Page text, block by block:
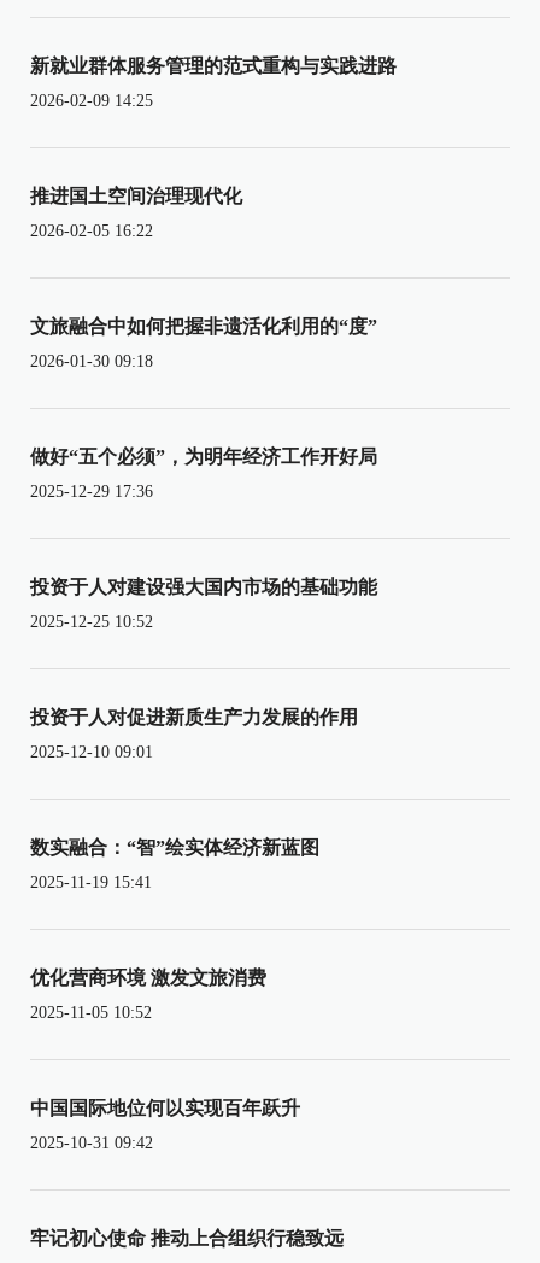
新就业群体服务管理的范式重构与实践进路
2026-02-09 14:25
推进国土空间治理现代化
2026-02-05 16:22
文旅融合中如何把握非遗活化利用的“度”
2026-01-30 09:18
做好“五个必须”，为明年经济工作开好局
2025-12-29 17:36
投资于人对建设强大国内市场的基础功能
2025-12-25 10:52
投资于人对促进新质生产力发展的作用
2025-12-10 09:01
数实融合：“智”绘实体经济新蓝图
2025-11-19 15:41
优化营商环境 激发文旅消费
2025-11-05 10:52
中国国际地位何以实现百年跃升
2025-10-31 09:42
牢记初心使命 推动上合组织行稳致远